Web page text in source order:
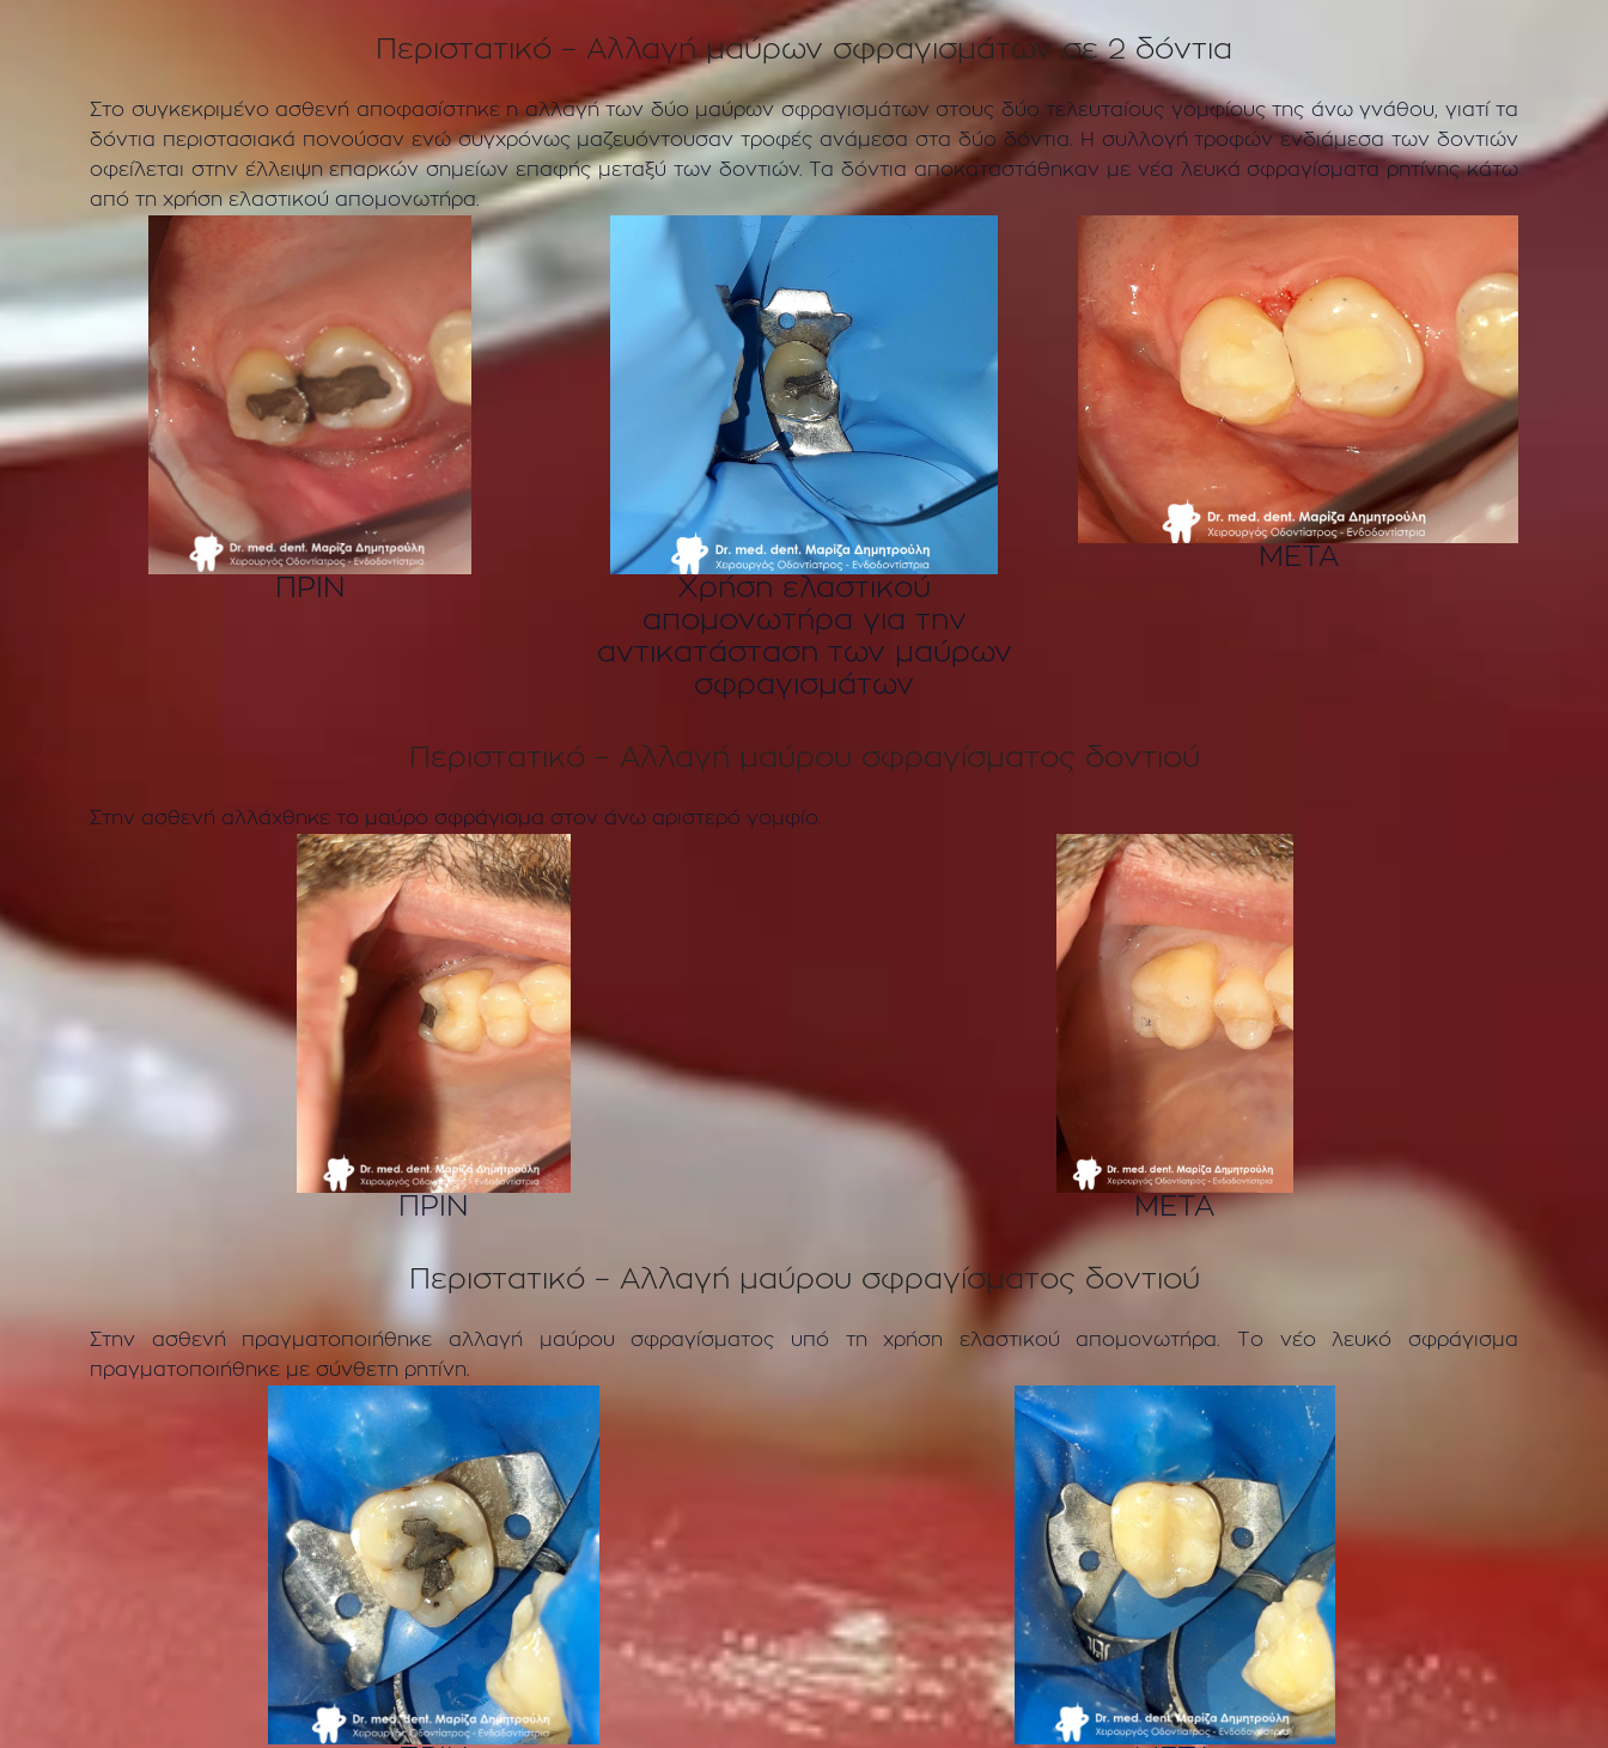
Περιστατικό – Αλλαγή μαύρων σφραγισμάτων σε 2 δόντια
Στο συγκεκριμένο ασθενή αποφασίστηκε η αλλαγή των δύο μαύρων σφραγισμάτων στους δύο τελευταίους γομφίους της άνω γνάθου, γιατί τα
δόντια περιστασιακά πονούσαν ενώ συγχρόνως μαζευόντουσαν τροφές ανάμεσα στα δύο δόντια. Η συλλογή τροφών ενδιάμεσα των δοντιών
οφείλεται στην έλλειψη επαρκών σημείων επαφής μεταξύ των δοντιών. Τα δόντια αποκαταστάθηκαν με νέα λευκά σφραγίσματα ρητίνης κάτω
από τη χρήση ελαστικού απομονωτήρα.
ΠΡΙΝ
Χρήση ελαστικού
απομονωτήρα για την
αντικατάσταση των μαύρων
σφραγισμάτων
ΜΕΤΑ
Περιστατικό – Αλλαγή μαύρου σφραγίσματος δοντιού
Στην ασθενή αλλάχθηκε το μαύρο σφράγισμα στον άνω αριστερό γομφίο.
ΠΡΙΝ ΜΕΤΑ
Περιστατικό – Αλλαγή μαύρου σφραγίσματος δοντιού
Στην ασθενή πραγματοποιήθηκε αλλαγή μαύρου σφραγίσματος υπό τη χρήση ελαστικού απομονωτήρα. Το νέο λευκό σφράγισμα
πραγματοποιήθηκε με σύνθετη ρητίνη.